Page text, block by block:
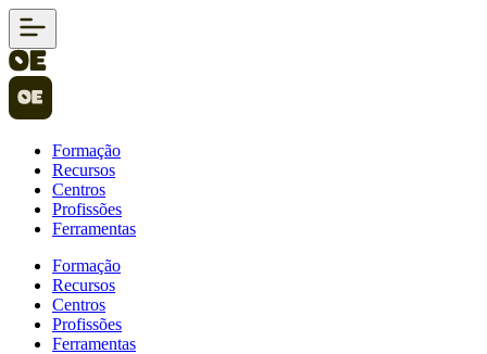
Formação
Recursos
Centros
Profissões
Ferramentas
Formação
Recursos
Centros
Profissões
Ferramentas